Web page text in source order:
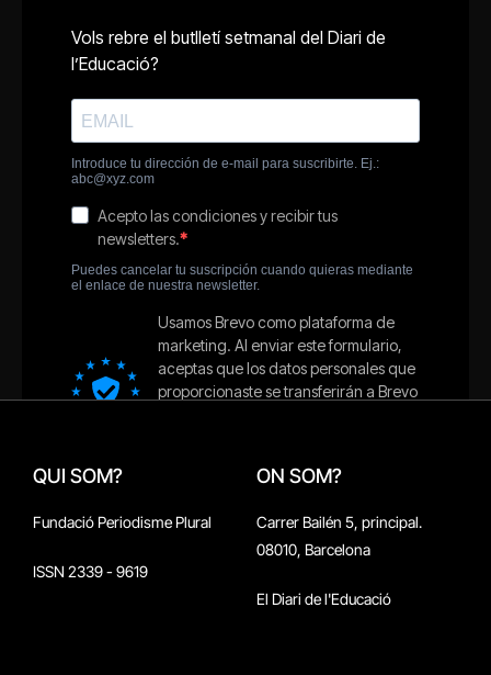
QUI SOM?
Fundació Periodisme Plural
ISSN 2339 - 9619
ON SOM?
Carrer Bailén 5, principal.
08010, Barcelona
El Diari de l'Educació